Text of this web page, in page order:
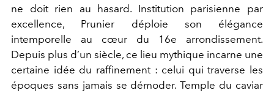
ne doit rien au hasard. Institution parisienne par
excellence, Prunier déploie son élégance
intemporelle au cœur du 16e arrondissement.
Depuis plus d’un siècle, ce lieu mythique incarne une
certaine idée du raffinement : celui qui traverse les
époques sans jamais se démoder. Temple du caviar